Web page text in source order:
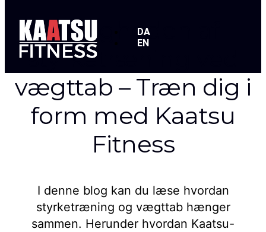
DA
EN
Vigtigheden af
styrketræning ved
vægttab – Træn dig i
form med Kaatsu
Fitness
I denne blog kan du læse hvordan
styrketræning og vægttab hænger
sammen. Herunder hvordan Kaatsu-